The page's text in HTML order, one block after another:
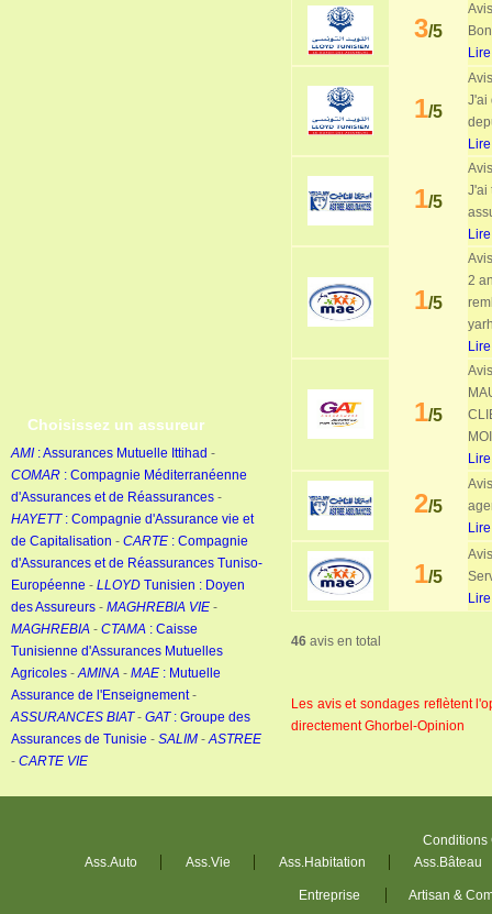
Choisissez un assureur
AMI: Assurances Mutuelle Ittihad -
COMAR : Compagnie Méditerranéenne
d'Assurances et de Réassurances -
HAYETT: Compagnie d'Assurance vie et
de Capitalisation - CARTE : Compagnie
d'Assurances et de Réassurances Tuniso-
Européenne - LLOYD Tunisien : Doyen
des Assureurs - MAGHREBIA VIE -
MAGHREBIA - CTAMA : Caisse
Tunisienne d'Assurances Mutuelles
Agricoles -AMINA - MAE : Mutuelle
Assurance de l'Enseignement-
ASSURANCES BIAT- GAT: Groupe des
Assurances de Tunisie - SALIM -ASTREE
- CARTE VIE
3/5
1/5
J'ai
1/5
J'ai
1/5
2
1/5
2/5
1/5
46 avis en total
Les avis et sondages reflètent
directement Ghorbel-Opinion
Conditions
Ass.Auto
Ass.Vie Ass.Habitation Ass.Bâteau
Entreprise Artisan &